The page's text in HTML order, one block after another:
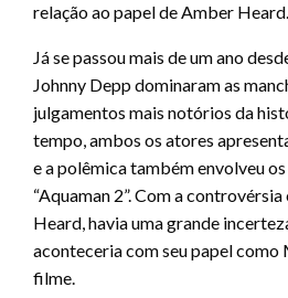
relação ao papel de Amber Heard.
Já se passou mais de um ano
Johnny Depp dominaram as
julgamentos mais notórios da
tempo, ambos os atores
e a polêmica também envolveu
“Aquaman 2”. Com a
Heard, havia uma grande
aconteceria com seu papel como
filme.